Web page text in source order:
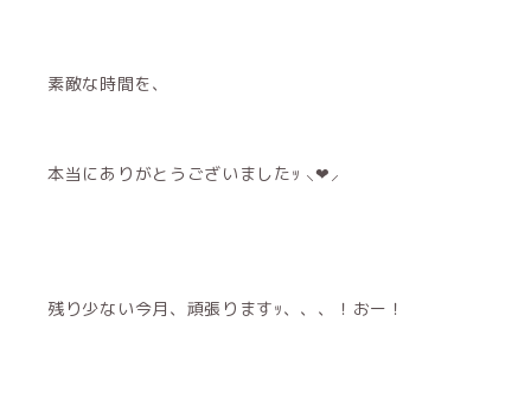
素敵な時間を、
本当にありがとうございましたｯ ⸜❤︎⸝‍
残り少ない今月、頑張りますｯ、、、！おー！